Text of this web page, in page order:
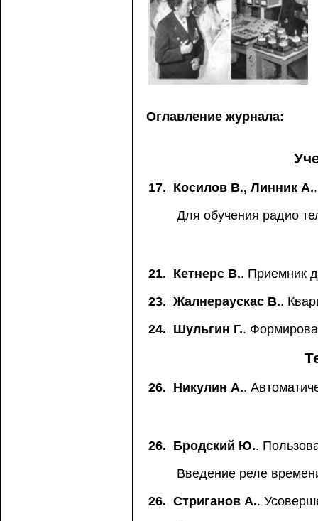
Оглавление журнала:
17. Косилов В., Линник А.
Для обучения радио
21. Кетнерс В.. Приемник
23. Жалнераускас В..
24. Шульгин Г..
26. Никулин А..
26. Бродский Ю..
Введение реле
26. Стриганов А..